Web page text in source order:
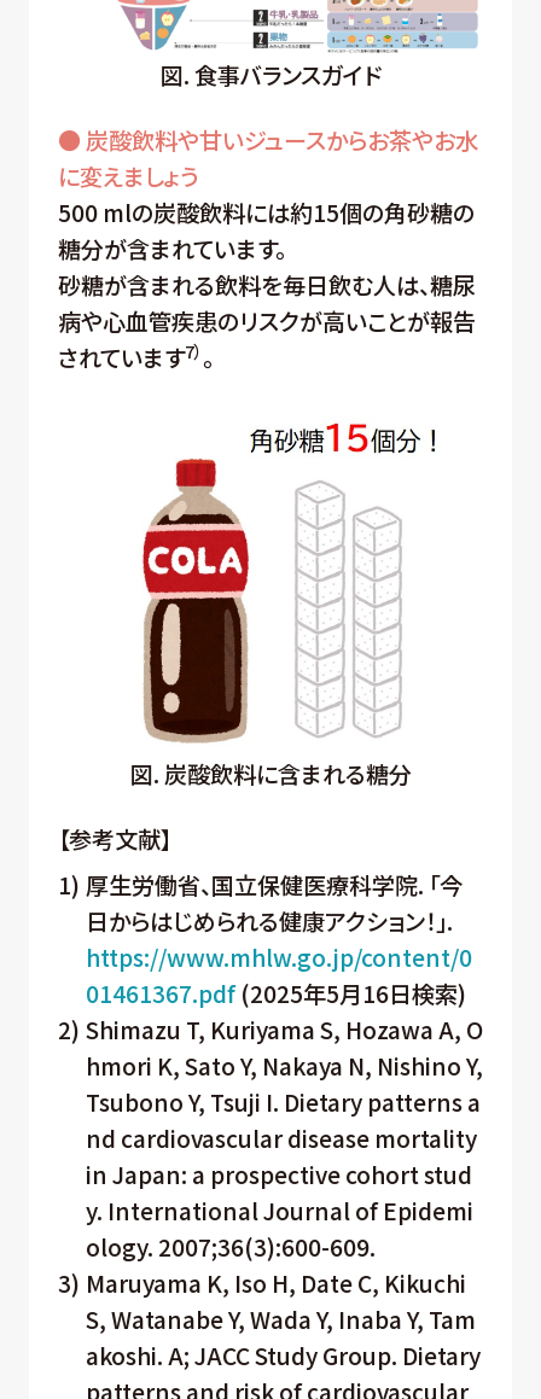
図. 食事バランスガイド
● 炭酸飲料や甘いジュースからお茶やお水
に変えましょう
500 mlの炭酸飲料には約15個の角砂糖の
糖分が含まれています。
砂糖が含まれる飲料を毎日飲む人は、糖尿
病や心血管疾患のリスクが高いことが報告
されています7）。
図. 炭酸飲料に含まれる糖分
【参考文献】
1) 厚生労働省、国立保健医療科学院. 「今
日からはじめられる健康アクション！」.
https://www.mhlw.go.jp/content/0
01461367.pdf(2025年5月16日検索)
2) Shimazu T, Kuriyama S, Hozawa A, O
hmori K, Sato Y, Nakaya N, Nishino Y,
Tsubono Y, Tsuji I. Dietary patterns a
nd cardiovascular disease mortality
in Japan: a prospective cohort stud
y. International Journal of Epidemi
ology. 2007;36(3):600-609.
3) Maruyama K, Iso H, Date C, Kikuchi
S, Watanabe Y, Wada Y, Inaba Y, Tam
akoshi. A; JACC Study Group. Dietary
patterns and risk of cardiovascular